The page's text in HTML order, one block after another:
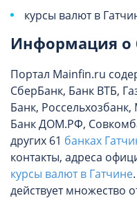
курсы валют в
Информация о
Портал Mainfin.ru
СберБанк, Банк ВТБ,
Банк,
Банк ДОМ.РФ,
других 61 банках
контакты, адреса
курсы валют в Гатчине
действует множество